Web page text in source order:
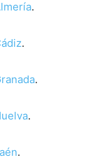
.
.
.
.
.